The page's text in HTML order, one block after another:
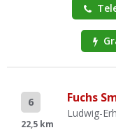
6
22,5 km
Fuchs
Ludwig-